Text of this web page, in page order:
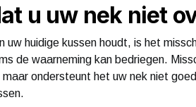
u uw nek niet
uw huidige kussen houdt, is het
de waarneming kan bedriegen.
maar ondersteunt het uw nek niet